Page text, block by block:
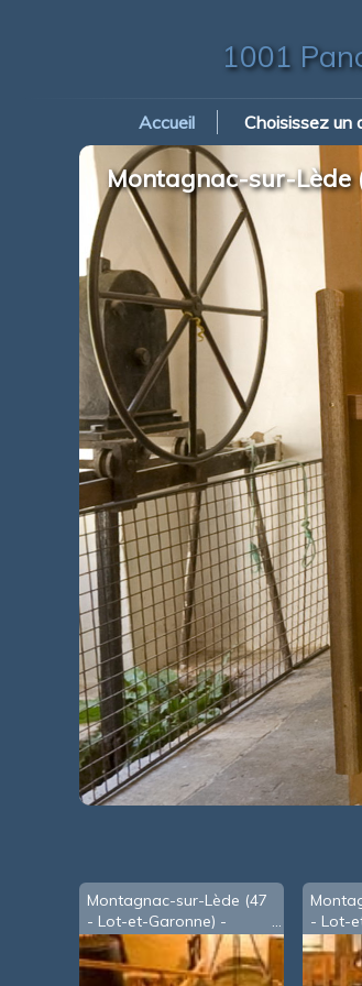
1001
Accueil Choisissez un
Montagnac-sur-Lède
Montagnac-sur-Lède (47
- Lot-et-Garonne) -
moulin du Cros -
boulangerie
- Lot-